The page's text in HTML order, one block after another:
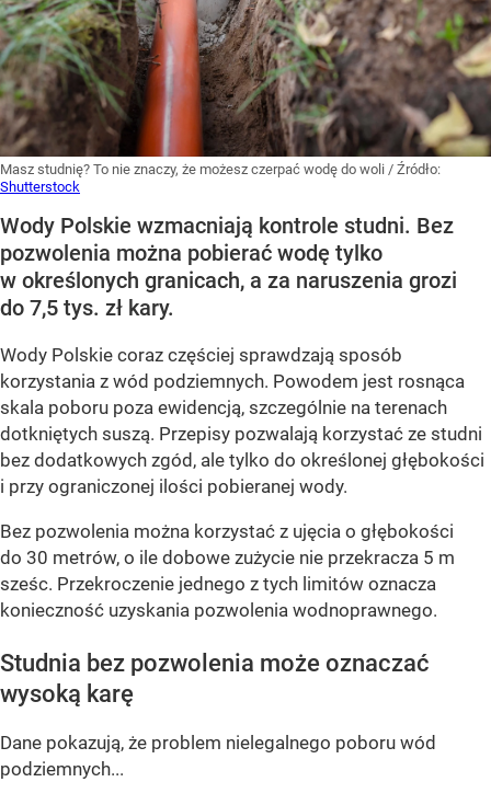
Masz studnię? To nie znaczy, że możesz czerpać wodę do woli / Źródło:
Shutterstock
Wody Polskie wzmacniają kontrole studni. Bez
pozwolenia można pobierać wodę tylko
w określonych granicach, a za naruszenia grozi
do 7,5 tys. zł kary.
Wody Polskie coraz częściej sprawdzają sposób
korzystania z wód podziemnych. Powodem jest rosnąca
skala poboru poza ewidencją, szczególnie na terenach
dotkniętych suszą. Przepisy pozwalają korzystać ze studni
bez dodatkowych zgód, ale tylko do określonej głębokości
i przy ograniczonej ilości pobieranej wody.
Bez pozwolenia można korzystać z ujęcia o głębokości
do 30 metrów, o ile dobowe zużycie nie przekracza 5 m
sześc. Przekroczenie jednego z tych limitów oznacza
konieczność uzyskania pozwolenia wodnoprawnego.
Studnia bez pozwolenia może oznaczać
wysoką karę
Dane pokazują, że problem nielegalnego poboru wód
podziemnych...